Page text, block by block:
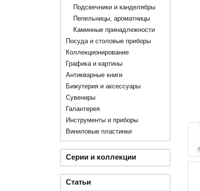
Подсвечники и канделябры
Пепельницы, ароматницы
Каминные принадлежности
Посуда и столовые приборы
Коллекционирование
Графика и картины
Антикварные книги
Бижутерия и аксессуары
Сувениры
Галантерея
Инструменты и приборы
Виниловые пластинки
Серии и коллекции
Статьи